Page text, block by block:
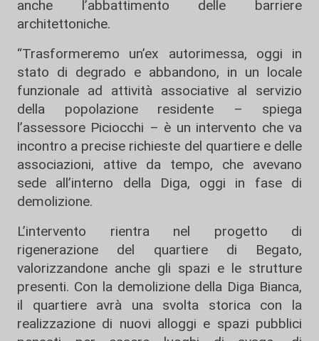
anche l’abbattimento delle barriere
architettoniche.
“Trasformeremo un’ex autorimessa, oggi in
stato di degrado e abbandono, in un locale
funzionale ad attività associative al servizio
della popolazione residente – spiega
l’assessore Piciocchi – è un intervento che va
incontro a precise richieste del quartiere e delle
associazioni, attive da tempo, che avevano
sede all’interno della Diga, oggi in fase di
demolizione.
L’intervento rientra nel progetto di
rigenerazione del quartiere di Begato,
valorizzandone anche gli spazi e le strutture
presenti. Con la demolizione della Diga Bianca,
il quartiere avrà una svolta storica con la
realizzazione di nuovi alloggi e spazi pubblici